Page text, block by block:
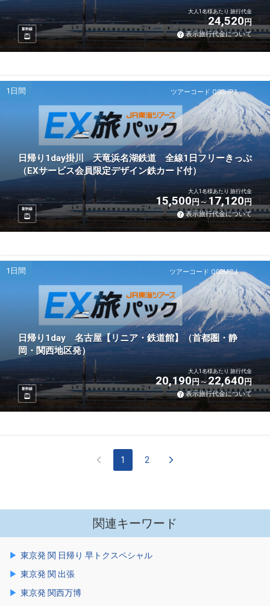
新幹線
大人1名様あたり 旅行代金
24,520円
表示旅行代金について
ツアーコード Q02HP1
1日間
日帰り1day掛川 天竜浜名湖鉄道 全線1日フリーきっぷ
（EXサービス会員限定デザイン鉄カード付）
新幹線
大人1名様あたり 旅行代金
15,500円 17,120円
表示旅行代金について
ツアーコード Q02MCJ
1日間
日帰り1day 名古屋【リニア・鉄道館】（首都圏・静
岡・関西地区発）
新幹線
大人1名様あたり 旅行代金
20,190円 22,640円
表示旅行代金について
1 2
関連キーワード
東京発 関 日帰り 早トクスペシャル
東京発 関 出張
東京発 関西万博